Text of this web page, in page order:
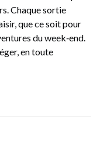
Chaque sortie
que ce soit pour
du week‑end.
en toute